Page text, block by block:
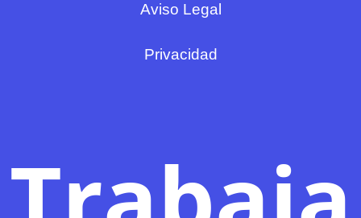
Aviso Legal
Privacidad